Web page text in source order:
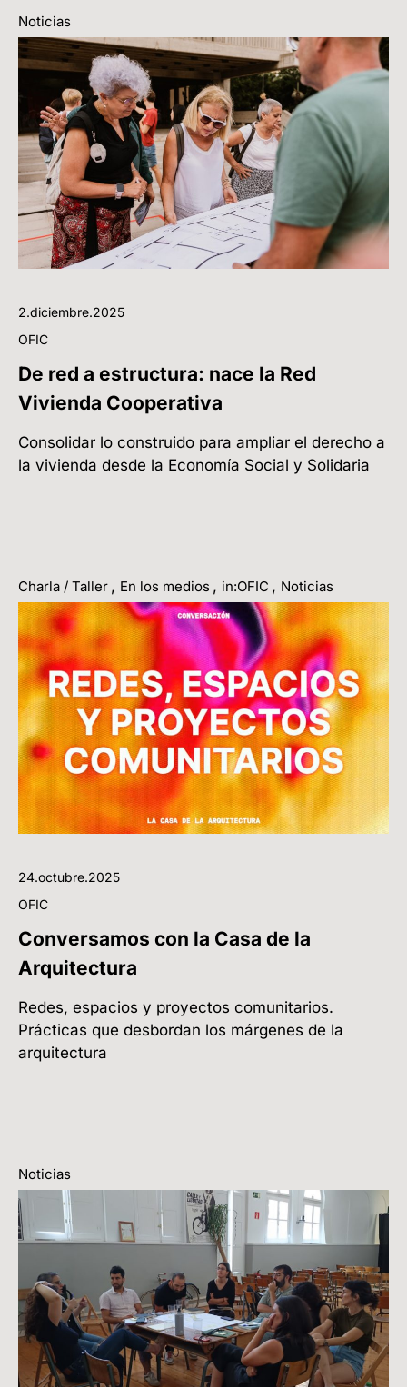
Noticias
2.diciembre.2025
OFIC
De red a estructura: nace la Red
Vivienda Cooperativa
Consolidar lo construido para ampliar el derecho a
la vivienda desde la Economía Social y Solidaria
Charla / Taller , En los medios , in:OFIC , Noticias
24.octubre.2025
OFIC
Conversamos con la Casa de la
Arquitectura
Redes, espacios y proyectos comunitarios.
Prácticas que desbordan los márgenes de la
arquitectura
Noticias